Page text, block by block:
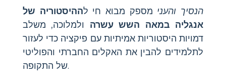
הנסיך והעני מספק מבוא חי לההיסטוריה של
אנגליה במאה השש עשרה ולמלוכה, משלב
דמויות היסטוריות אמיתיות עם פיקציה כדי לעזור
לתלמידים להבין את האקלים החברתי והפוליטי
של התקופה.